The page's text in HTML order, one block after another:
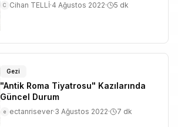
C Cihan TELLİ·4 Ağustos 2022· 5 dk
Gezi
"Antik Roma Tiyatrosu" Kazılarında
Güncel Durum
e ectanrisever·3 Ağustos 2022· 7 dk